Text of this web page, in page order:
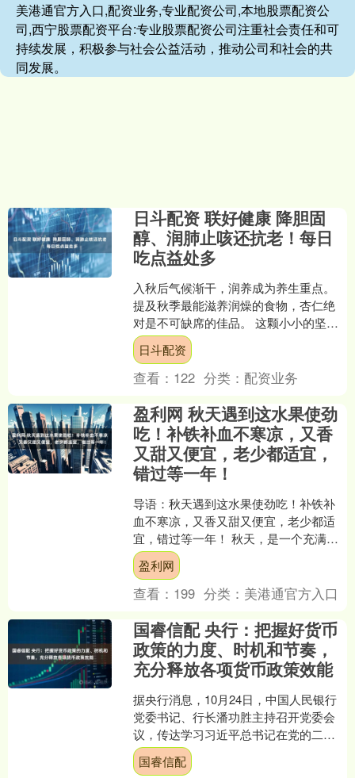
美港通官方入口,配资业务,专业配资公司,本地股票配资公
司,西宁股票配资平台:专业股票配资公司注重社会责任和可
持续发展，积极参与社会公益活动，推动公司和社会的共
同发展。
日斗配资 联好健康 降胆固
醇、润肺止咳还抗老！每日
吃点益处多
入秋后气候渐干，润养成为养生重点。
提及秋季最能滋养润燥的食物，杏仁绝
对是不可缺席的佳品。 这颗小小的坚果
益处良多：它有助于维护血管健康，还
能发挥抗氧化作用，帮助....
日斗配资
查看： 122 分类： 配资业务
盈利网 秋天遇到这水果使劲
吃！补铁补血不寒凉，又香
又甜又便宜，老少都适宜，
错过等一年！
导语：秋天遇到这水果使劲吃！补铁补
血不寒凉，又香又甜又便宜，老少都适
宜，错过等一年！ 秋天，是一个充满诗
意与丰收喜悦的季节。在许多人的眼
中，大自然宛如一位慷慨的....
盈利网
查看： 199 分类： 美港通官方入口
国睿信配 央行：把握好货币
政策的力度、时机和节奏，
充分释放各项货币政策效能
据央行消息，10月24日，中国人民银行
党委书记、行长潘功胜主持召开党委会
议，传达学习习近平总书记在党的二十
届四中全会上的重要讲话和全会精神，
落实主要金融单位学习....
国睿信配